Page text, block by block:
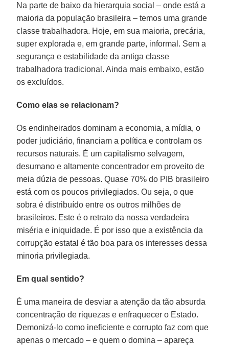
Na parte de baixo da hierarquia social – onde está a
maioria da população brasileira – temos uma grande
classe trabalhadora. Hoje, em sua maioria, precária,
super explorada e, em grande parte, informal. Sem a
segurança e estabilidade da antiga classe
trabalhadora tradicional. Ainda mais embaixo, estão
os excluídos.
Como elas se relacionam?
Os endinheirados dominam a economia, a mídia, o
poder judiciário, financiam a política e controlam os
recursos naturais. É um capitalismo selvagem,
desumano e altamente concentrador em proveito de
meia dúzia de pessoas. Quase 70% do PIB brasileiro
está com os poucos privilegiados. Ou seja, o que
sobra é distribuído entre os outros milhões de
brasileiros. Este é o retrato da nossa verdadeira
miséria e iniquidade. É por isso que a existência da
corrupção estatal é tão boa para os interesses dessa
minoria privilegiada.
Em qual sentido?
É uma maneira de desviar a atenção da tão absurda
concentração de riquezas e enfraquecer o Estado.
Demonizá-lo como ineficiente e corrupto faz com que
apenas o mercado – e quem o domina – apareça